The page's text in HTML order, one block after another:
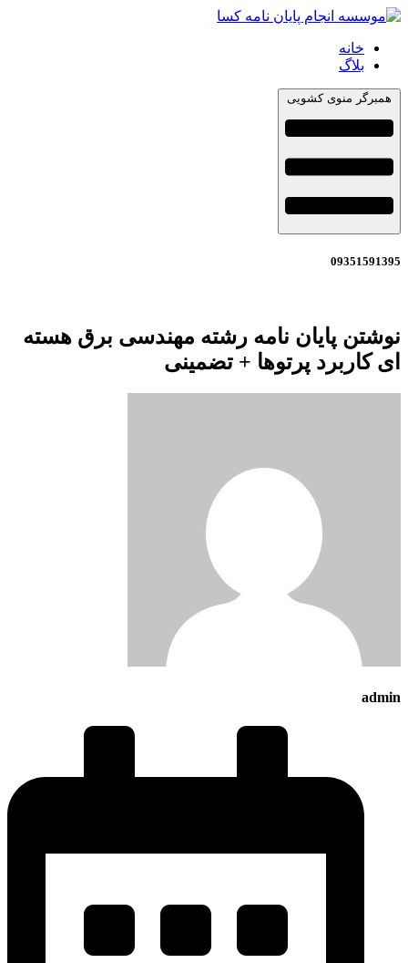
خانه
بلاگ
همبرگر منوی کشویی
09351591395
نوشتن پایان نامه رشته مهندسی برق هسته
ای کاربرد پرتوها + تضمینی
admin